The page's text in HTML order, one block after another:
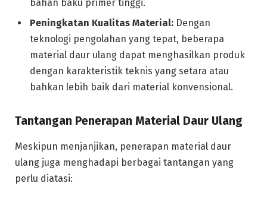
bahan baku primer tinggi.
Peningkatan Kualitas Material: Dengan
teknologi pengolahan yang tepat, beberapa
material daur ulang dapat menghasilkan produk
dengan karakteristik teknis yang setara atau
bahkan lebih baik dari material konvensional.
Tantangan Penerapan Material Daur Ulang
Meskipun menjanjikan, penerapan material daur
ulang juga menghadapi berbagai tantangan yang
perlu diatasi: